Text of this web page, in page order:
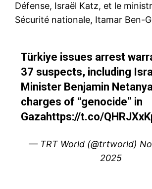
Défense, Israël Katz, et le
Sécurité nationale, Itamar Ben-
Türkiye issues arrest
37 suspects, including
Minister Benjamin
charges of “genocide” in
Gazahttps://t.co/
— TRT World (@trtworld)
2025